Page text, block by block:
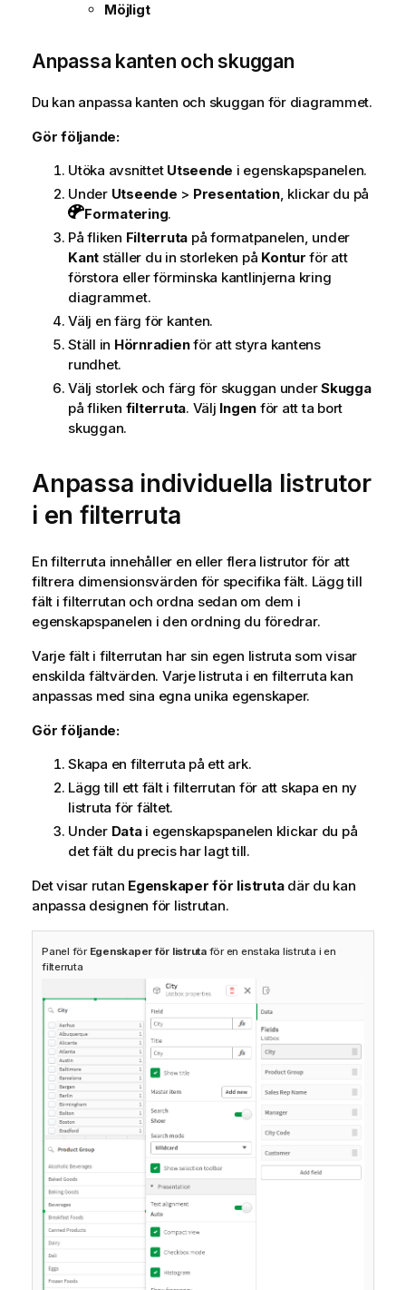
Möjligt
Anpassa kanten och skuggan
Du kan anpassa kanten och skuggan för diagrammet.
Gör följande:
Utöka avsnittet Utseende i egenskapspanelen.
Under Utseende > Presentation, klickar du på
Formatering.
På fliken Filterruta på formatpanelen, under
Kant ställer du in storleken på Kontur för att
förstora eller förminska kantlinjerna kring
diagrammet.
Välj en färg för kanten.
Ställ in Hörnradienför att styra kantens
rundhet.
Välj storlek och färg för skuggan underSkugga
på fliken filterruta. Välj Ingen för att ta bort
skuggan.
Anpassa individuella listrutor
i en filterruta
En filterruta innehåller en eller flera listrutor för att
filtrera dimensionsvärden för specifika fält. Lägg till
fält i filterrutan och ordna sedan om dem i
egenskapspanelen i den ordning du föredrar.
Varje fält i filterrutan har sin egen listruta som visar
enskilda fältvärden. Varje listruta i en filterruta kan
anpassas med sina egna unika egenskaper.
Gör följande:
Skapa en filterruta på ett ark.
Lägg till ett fält i filterrutan för att skapa en ny
listruta för fältet.
Under Datai egenskapspanelen klickar du på
det fält du precis har lagt till.
Det visar rutan Egenskaper för listrutadär du kan
anpassa designen för listrutan.
Panel för Egenskaper för listrutaför en enstaka listruta i en
filterruta